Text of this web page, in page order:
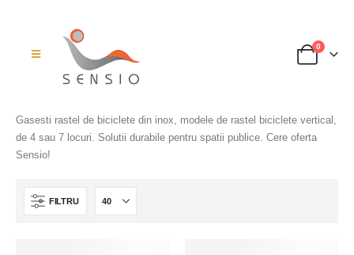
0
Gasesti rastel de biciclete din inox, modele de rastel biciclete vertical,
de 4 sau 7 locuri. Solutii durabile pentru spatii publice. Cere oferta
Sensio!
FILTRU